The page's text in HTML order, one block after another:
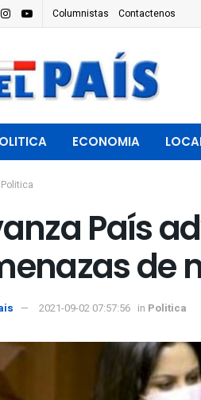
Columnistas Contactenos
ECONOMIA
Politica
País
de
2021-09-02 07:57:56 in Politica